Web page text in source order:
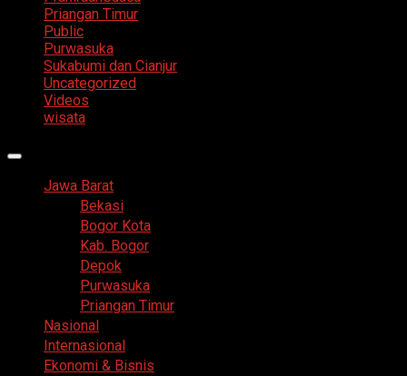
Priangan Timur
Public
Purwasuka
Sukabumi dan Cianjur
Uncategorized
Videos
wisata
Primary
Jawa Barat
Bekasi
Bogor Kota
Kab. Bogor
Depok
Purwasuka
Priangan Timur
Nasional
Internasional
Ekonomi & Bisnis